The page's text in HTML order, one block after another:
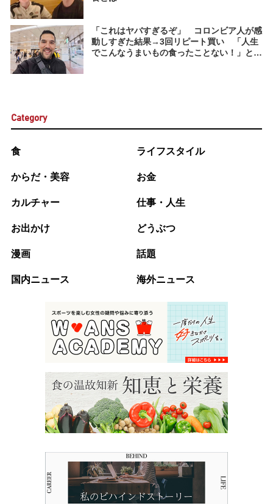
「これはヤバすぎるぞ」 コロンビア人が感
動しすぎた結果→3回リピート買い 「人生
でこんなうまいもの食ったことない！」と叫
Category
食 ライフスタイル
からだ・美容 お金
カルチャー 仕事・人生
お出かけ どうぶつ
漫画 話題
国内ニュース 海外ニュース